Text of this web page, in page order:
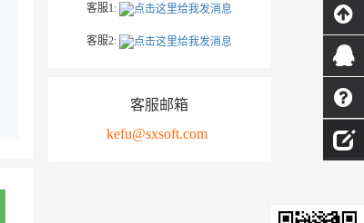
客服1:
客服2:
客服邮箱
kefu@sxsoft.com